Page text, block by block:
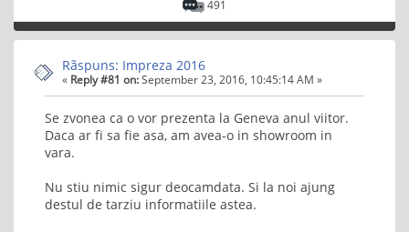
491
Rãspuns: Impreza 2016
« Reply #81 on:September 23, 2016, 10:45:14 AM »
Se zvonea ca o vor prezenta la Geneva anul viitor.
Daca ar fi sa fie asa, am avea-o in showroom in
vara.
Nu stiu nimic sigur deocamdata. Si la noi ajung
destul de tarziu informatiile astea.